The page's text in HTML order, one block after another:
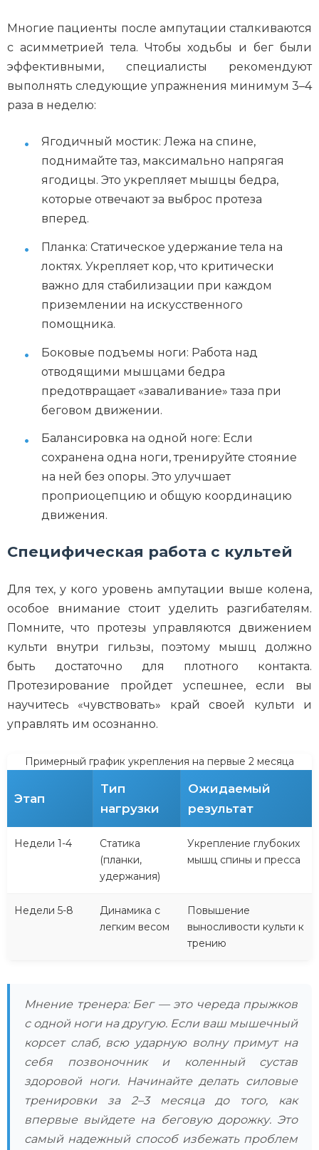
Многие пациенты после ампутации сталкиваются
с асимметрией тела. Чтобы ходьбы и бег были
эффективными, специалисты рекомендуют
выполнять следующие упражнения минимум 3–4
раза в неделю:
Ягодичный мостик: Лежа на спине,
поднимайте таз, максимально напрягая
ягодицы. Это укрепляет мышцы бедра,
которые отвечают за выброс протеза
вперед.
Планка: Статическое удержание тела на
локтях. Укрепляет кор, что критически
важно для стабилизации при каждом
приземлении на искусственного
помощника.
Боковые подъемы ноги: Работа над
отводящими мышцами бедра
предотвращает «заваливание» таза при
беговом движении.
Балансировка на одной ноге: Если
сохранена одна ноги, тренируйте стояние
на ней без опоры. Это улучшает
проприоцепцию и общую координацию
движения.
Специфическая работа с культей
Для тех, у кого уровень ампутации выше колена,
особое внимание стоит уделить разгибателям.
Помните, что протезы управляются движением
культи внутри гильзы, поэтому мышц должно
быть достаточно для плотного контакта.
Протезирование пройдет успешнее, если вы
научитесь «чувствовать» край своей культи и
управлять им осознанно.
Примерный график укрепления на первые 2 месяца
Этап
Тип
нагрузки
Ожидаемый
результат
Недели 1-4
Статика
(планки,
удержания)
Укрепление глубоких
мышц спины и пресса
Недели 5-8
Динамика с
легким весом
Повышение
выносливости культи к
трению
Мнение тренера: Бег — это череда прыжков
с одной ноги на другую. Если ваш мышечный
корсет слаб, всю ударную волну примут на
себя позвоночник и коленный сустав
здоровой ноги. Начинайте делать силовые
тренировки за 2–3 месяца до того, как
впервые выйдете на беговую дорожку. Это
самый надежный способ избежать проблем